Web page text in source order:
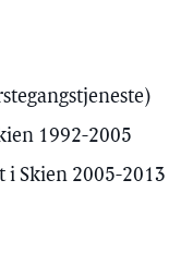
1992-2005
i Skien 2005-2013